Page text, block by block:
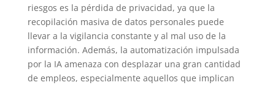
riesgos es la pérdida de privacidad, ya que la
recopilación masiva de datos personales puede
llevar a la vigilancia constante y al mal uso de la
información. Además, la automatización impulsada
por la IA amenaza con desplazar una gran cantidad
de empleos, especialmente aquellos que implican